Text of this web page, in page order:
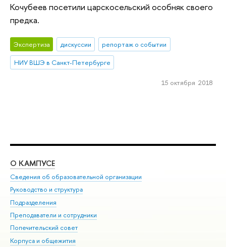
Кочубеев посетили царскосельский особняк своего
предка.
Экспертиза дискуссии
репортаж о событии
НИУ ВШЭ в Санкт-Петербурге
15 октября 2018
О КАМПУСЕ
Сведения об образовательной организации
Руководство и структура
Подразделения
Преподаватели и сотрудники
Попечительский совет
Корпуса и общежития